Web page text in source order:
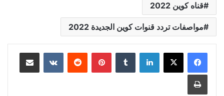
قناه كوين 2022
مواصفات تردد قنوات كوين الجديدة 2022
لينكدإن بينتيريست مشاركة عبر البريد
طباعة